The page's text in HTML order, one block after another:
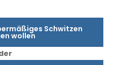
Schwitzen
wollen